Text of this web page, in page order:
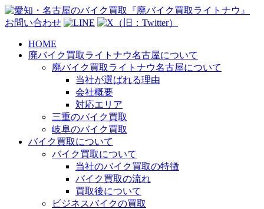
お問い合わせ
HOME
廃バイク買取ライトナウ名古屋について
廃バイク買取ライトナウ名古屋について
当社が選ばれる理由
会社概要
対応エリア
三重のバイク買取
岐阜のバイク買取
バイク買取について
バイク買取について
当社のバイク買取の特徴
バイク買取の流れ
買取後について
ビジネスバイクの買取